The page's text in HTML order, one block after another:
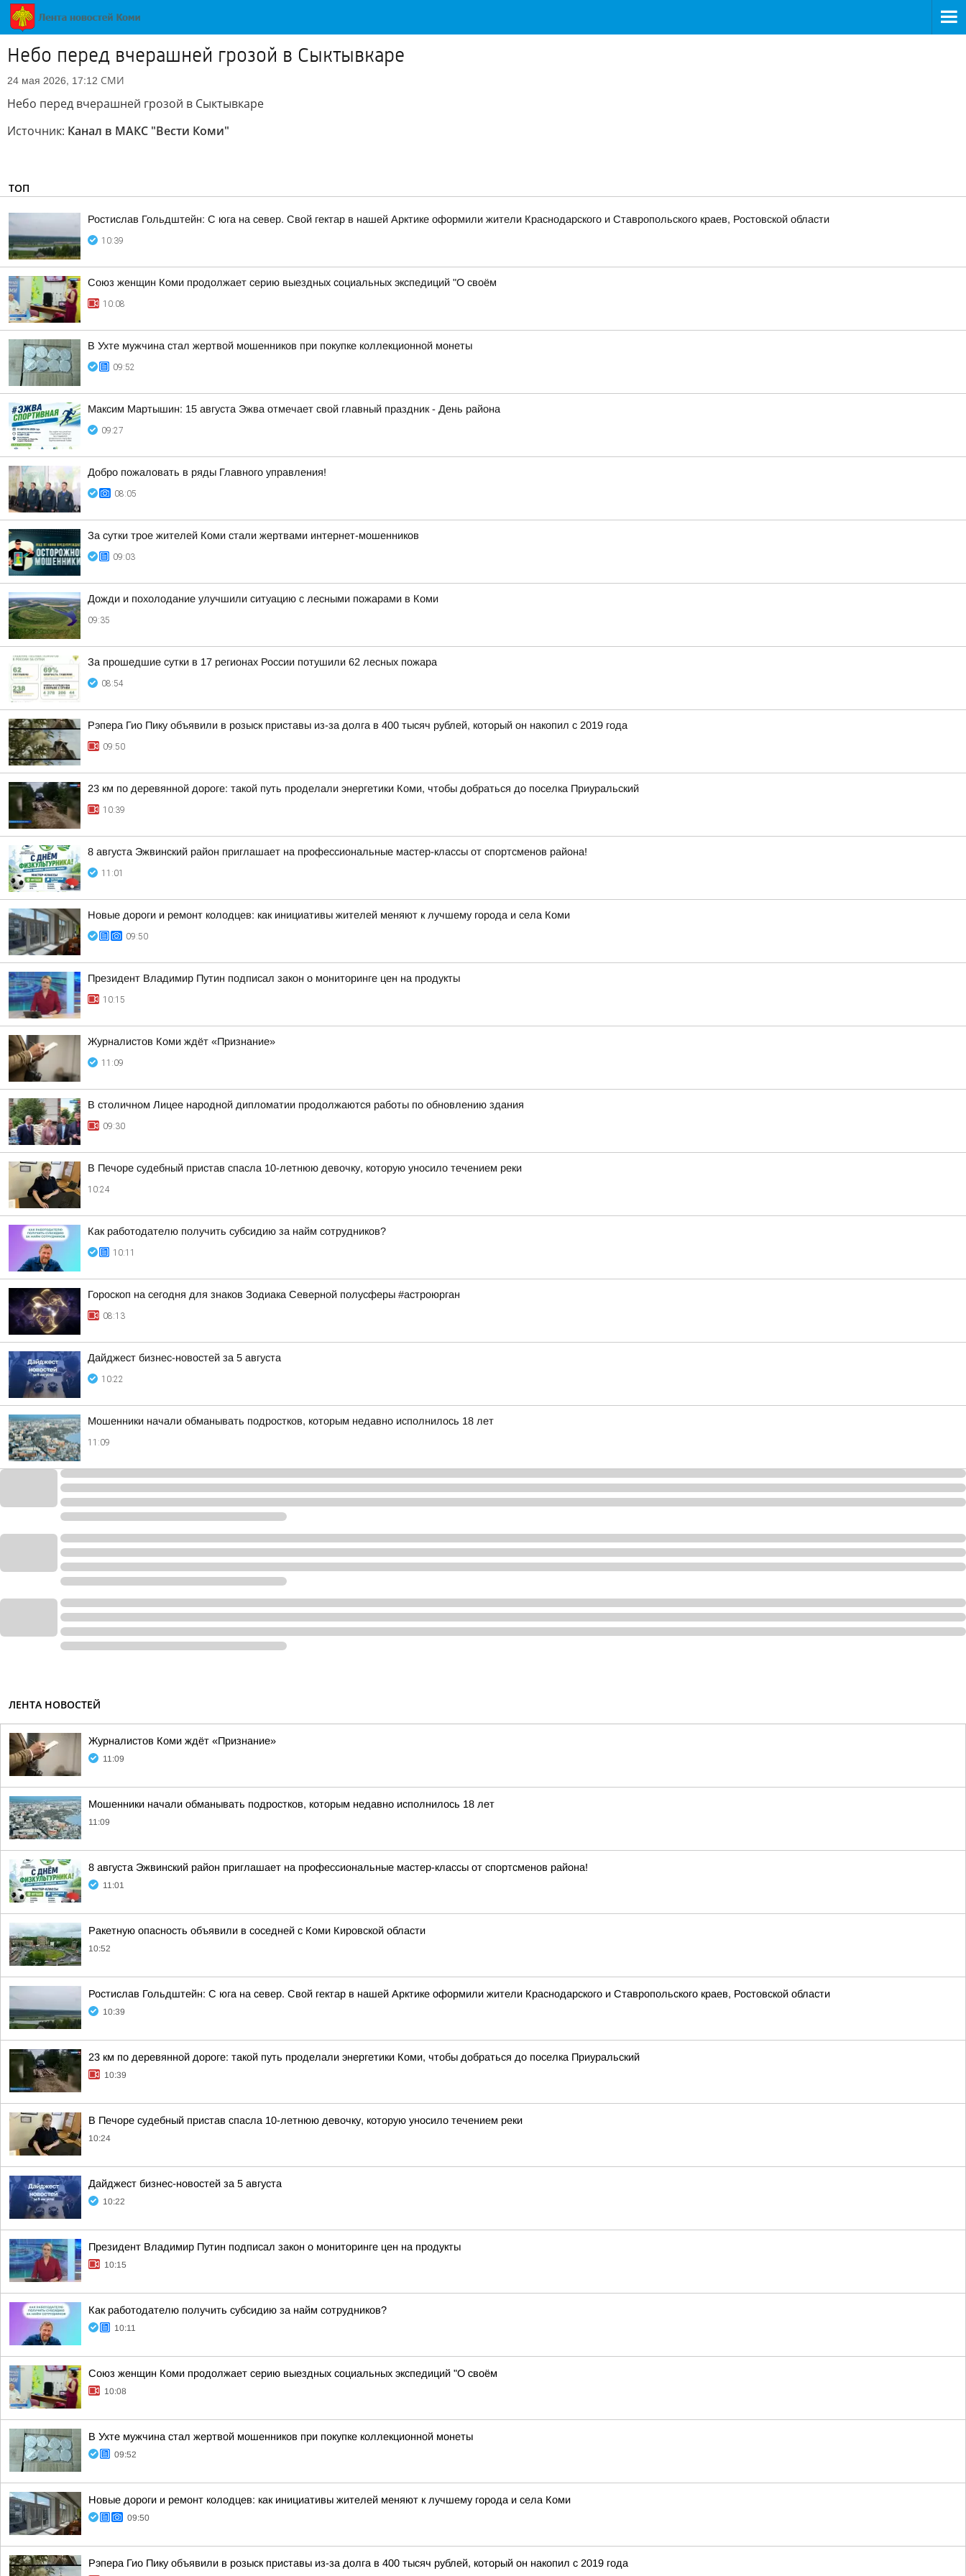
Небо перед вчерашней грозой в Сыктывкаре
24 мая 2026, 17:12 СМИ
Небо перед вчерашней грозой в Сыктывкаре
Источник: Канал в МАКС "Вести Коми"
ТОП
Ростислав Гольдштейн: С юга на север. Свой гектар в нашей Арктике оформили жители Краснодарского и Ставропольского краев, Ростовской области
10:39
Союз женщин Коми продолжает серию выездных социальных экспедиций "О своём
10:08
В Ухте мужчина стал жертвой мошенников при покупке коллекционной монеты
09:52
Максим Мартышин: 15 августа Эжва отмечает свой главный праздник - День района
09:27
Добро пожаловать в ряды Главного управления!
08:05
За сутки трое жителей Коми стали жертвами интернет-мошенников
09:03
Дожди и похолодание улучшили ситуацию с лесными пожарами в Коми
09:35
За прошедшие сутки в 17 регионах России потушили 62 лесных пожара
08:54
Рэпера Гио Пику объявили в розыск приставы из-за долга в 400 тысяч рублей, который он накопил с 2019 года
09:50
23 км по деревянной дороге: такой путь проделали энергетики Коми, чтобы добраться до поселка Приуральский
10:39
8 августа Эжвинский район приглашает на профессиональные мастер-классы от спортсменов района!
11:01
Новые дороги и ремонт колодцев: как инициативы жителей меняют к лучшему города и села Коми
09:50
Президент Владимир Путин подписал закон о мониторинге цен на продукты
10:15
Журналистов Коми ждёт «Признание»
11:09
В столичном Лицее народной дипломатии продолжаются работы по обновлению здания
09:30
В Печоре судебный пристав спасла 10-летнюю девочку, которую уносило течением реки
10:24
Как работодателю получить субсидию за найм сотрудников?
10:11
Гороскоп на сегодня для знаков Зодиака Северной полусферы #астроюрган
08:13
Дайджест бизнес-новостей за 5 августа
10:22
Мошенники начали обманывать подростков, которым недавно исполнилось 18 лет
11:09
ЛЕНТА НОВОСТЕЙ
Журналистов Коми ждёт «Признание»
11:09
Мошенники начали обманывать подростков, которым недавно исполнилось 18 лет
11:09
8 августа Эжвинский район приглашает на профессиональные мастер-классы от спортсменов района!
11:01
Ракетную опасность объявили в соседней с Коми Кировской области
10:52
Ростислав Гольдштейн: С юга на север. Свой гектар в нашей Арктике оформили жители Краснодарского и Ставропольского краев, Ростовской области
10:39
23 км по деревянной дороге: такой путь проделали энергетики Коми, чтобы добраться до поселка Приуральский
10:39
В Печоре судебный пристав спасла 10-летнюю девочку, которую уносило течением реки
10:24
Дайджест бизнес-новостей за 5 августа
10:22
Президент Владимир Путин подписал закон о мониторинге цен на продукты
10:15
Как работодателю получить субсидию за найм сотрудников?
10:11
Союз женщин Коми продолжает серию выездных социальных экспедиций "О своём
10:08
В Ухте мужчина стал жертвой мошенников при покупке коллекционной монеты
09:52
Новые дороги и ремонт колодцев: как инициативы жителей меняют к лучшему города и села Коми
09:50
Рэпера Гио Пику объявили в розыск приставы из-за долга в 400 тысяч рублей, который он накопил с 2019 года